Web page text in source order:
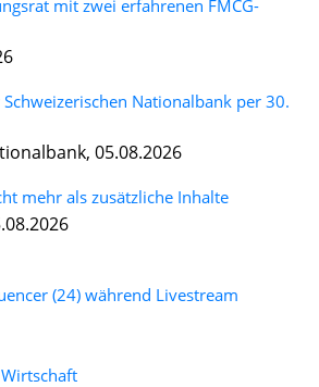
mit zwei erfahrenen FMCG-
Nationalbank per 30.
05.08.2026
mehr als zusätzliche Inhalte
(24) während Livestream